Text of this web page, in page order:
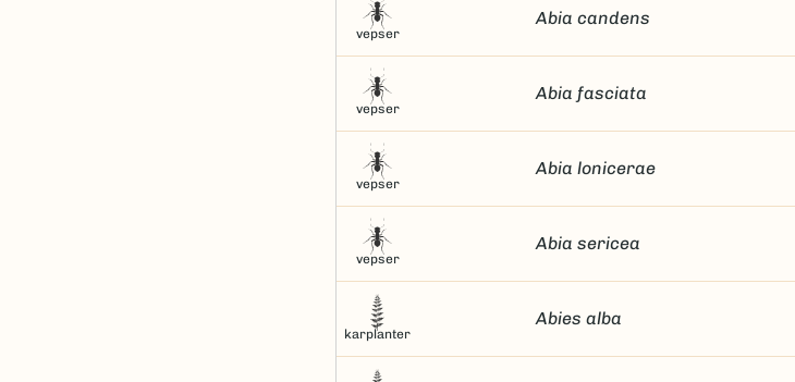
vepser
Abia candens
vepser
Abia fasciata
vepser
Abia lonicerae
vepser
Abia sericea
karplanter
Abies alba